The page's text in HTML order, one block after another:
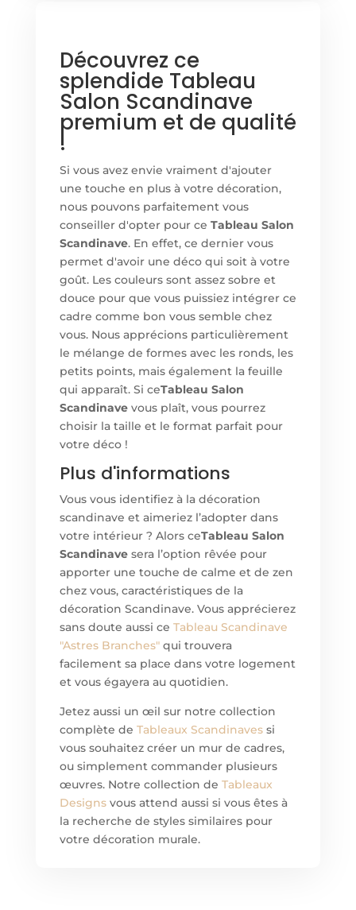
Découvrez ce
splendide Tableau
Salon Scandinave
premium et de qualité
!
Si vous avez envie vraiment d'ajouter
une touche en plus à votre décoration,
nous pouvons parfaitement vous
conseiller d'opter pour ce Tableau Salon
Scandinave. En effet, ce dernier vous
permet d'avoir une déco qui soit à votre
goût. Les couleurs sont assez sobre et
douce pour que vous puissiez intégrer ce
cadre comme bon vous semble chez
vous. Nous apprécions particulièrement
le mélange de formes avec les ronds, les
petits points, mais également la feuille
qui apparaît. Si ceTableau Salon
Scandinavevous plaît, vous pourrez
choisir la taille et le format parfait pour
votre déco !
Plus d'informations
Vous vous identifiez à la décoration
scandinave et aimeriez l’adopter dans
votre intérieur ? Alors ceTableau Salon
Scandinavesera l’option rêvée pour
apporter une touche de calme et de zen
chez vous, caractéristiques de la
décoration Scandinave. Vous apprécierez
sans doute aussi ce Tableau Scandinave
"Astres Branches"qui trouvera
facilement sa place dans votre logement
et vous égayera au quotidien.
Jetez aussi un œil sur notre collection
complète de Tableaux Scandinavessi
vous souhaitez créer un mur de cadres,
ou simplement commander plusieurs
œuvres. Notre collection de Tableaux
Designsvous attend aussi si vous êtes à
la recherche de styles similaires pour
votre décoration murale.